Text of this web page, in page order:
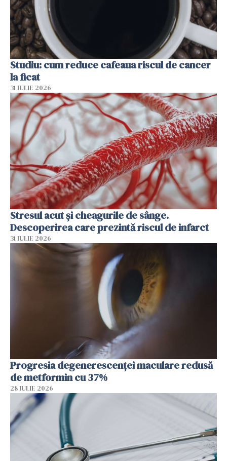
Studiu: cum reduce cafeaua riscul de cancer
la ficat
31 IULIE 2026
Stresul acut și cheagurile de sânge.
Descoperirea care prezintă riscul de infarct
31 IULIE 2026
Progresia degenerescenței maculare redusă
de metformin cu 37%
28 IULIE 2026